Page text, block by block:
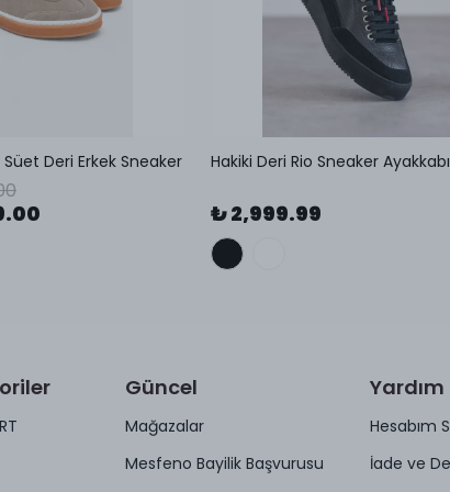
Deri Erkek Sneaker Hakiki Deri Rio Sneaker Ayakkabı
₺ 2,999.99
Güncel
Mağazalar
Mesfeno Bayilik Başvurusu
Yardım
Hesabım
İade ve